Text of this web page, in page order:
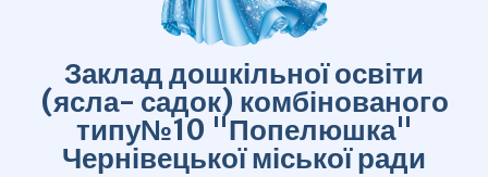
Заклад дошкільної освіти
(ясла- садок) комбінованого
типу№10 "Попелюшка"
Чернівецької міської ради